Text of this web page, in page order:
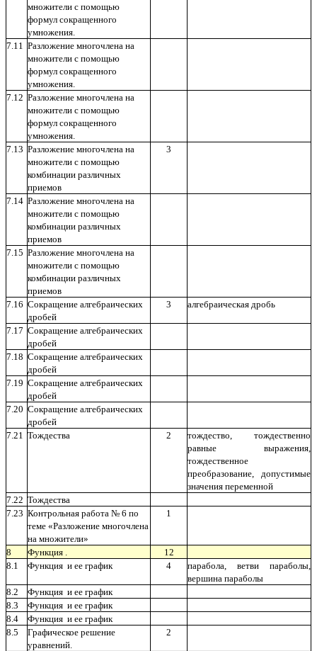
множители с помощью
формул сокращенного
умножения.
7.11 Разложение многочлена на
множители с помощью
формул сокращенного
умножения.
7.12 Разложение многочлена на
множители с помощью
формул сокращенного
умножения.
7.13 Разложение многочлена на
множители с помощью
комбинации различных
приемов
3
7.14 Разложение многочлена на
множители с помощью
комбинации различных
приемов
7.15 Разложение многочлена на
множители с помощью
комбинации различных
приемов
7.16 Сокращение алгебраических
дробей
3 алгебраическая дробь
7.17 Сокращение алгебраических
дробей
7.18 Сокращение алгебраических
дробей
7.19 Сокращение алгебраических
дробей
7.20 Сокращение алгебраических
дробей
7.21 Тождества 2
тождество, тождественно
равные выражения,
тождественное
преобразование, допустимые
значения переменной
7.22 Тождества
7.23 Контрольная работа № 6 по
теме «Разложение многочлена
на множители»
1
8 Функция .
12
8.1
Функция и ее график 4
парабола, ветви параболы,
вершина параболы
8.2
Функция и ее график
8.3
Функция и ее график
8.4
Функция и ее график
8.5
Графическое решение
уравнений.
2